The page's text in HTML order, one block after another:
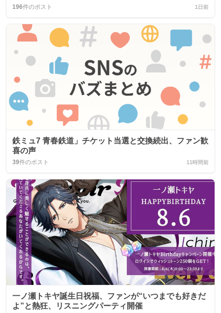
196件のポスト 1日前
鉄ミュ7 青春鉄道」チケット当選と交換続出、ファン歓
喜の声
39件のポスト 11時間前
一ノ瀬トキヤ誕生日祝福、ファンが“いつまでも好きだ
よ”と熱狂、リスニングパーティ開催